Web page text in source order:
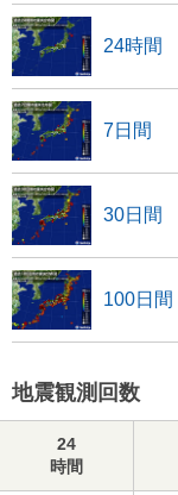
24時間
7日間
30日間
100日間
地震観測回数
24
時間